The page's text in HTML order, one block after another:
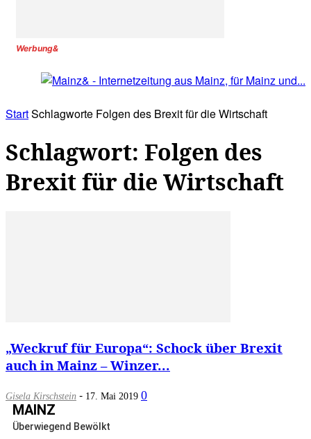
Werbung&
StartSchlagworte Folgen des Brexit für die Wirtschaft
Schlagwort: Folgen des
Brexit für die Wirtschaft
„Weckruf für Europa“: Schock über Brexit
auch in Mainz – Winzer...
Gisela Kirschstein - 17. Mai 2019 0
MAINZ
Überwiegend Bewölkt